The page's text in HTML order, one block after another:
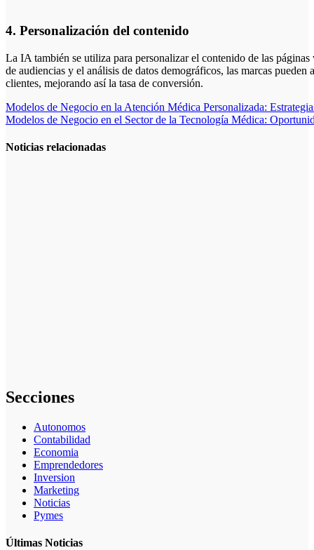
4. Personalización del contenido
La IA también se utiliza para personalizar el contenido de las
de audiencias y el análisis de datos demográficos, las marcas pueden
clientes, mejorando así la tasa de conversión.
Navegación
de
entradas
Modelos de Negocio en la Atención Médica Personalizada:
Modelos de Negocio en el Sector de la Tecnología Médica:
Noticias relacionadas
Secciones
Autonomos
Contabilidad
Economia
Emprendedores
Inversion
Marketing
Noticias
Pymes
Últimas Noticias